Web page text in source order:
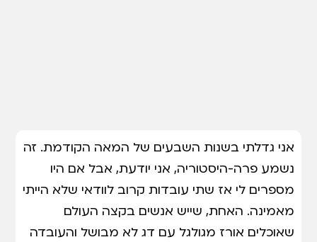
אני גדלתי בשנות השבעים של המאה הקודמת. זה
נשמע פרה-היסטוריה, אני יודעת, אבל אם היו
מספרים לי אז שתי עובדות קרוב לוודאי שלא הייתי
מאמינה. האחת, שייש אנשים בקצה העולם
שאוכלים אורז מגולגל עם דג לא מבושל והעובדה